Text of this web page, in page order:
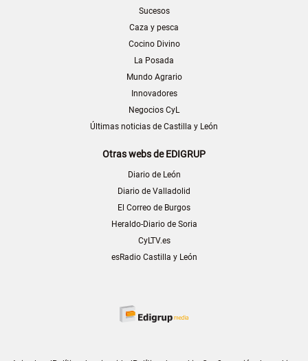
Sucesos
Caza y pesca
Cocino Divino
La Posada
Mundo Agrario
Innovadores
Negocios CyL
Últimas noticias de Castilla y León
Otras webs de EDIGRUP
Diario de León
Diario de Valladolid
El Correo de Burgos
Heraldo-Diario de Soria
CyLTV.es
esRadio Castilla y León